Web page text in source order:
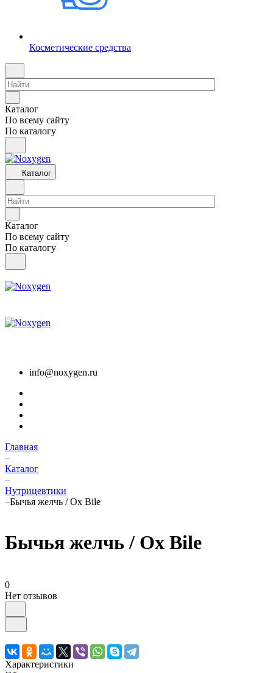
Косметические средства
Каталог
По всему сайту
По каталогу
Каталог
Каталог
По всему сайту
По каталогу
info@noxygen.ru
Главная
–
Каталог
–
Нутрицевтики
–Бычья желчь / Ox Bile
Бычья желчь / Ox Bile
0
Нет отзывов
Характеристики